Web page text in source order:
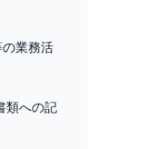
業務活
類への記